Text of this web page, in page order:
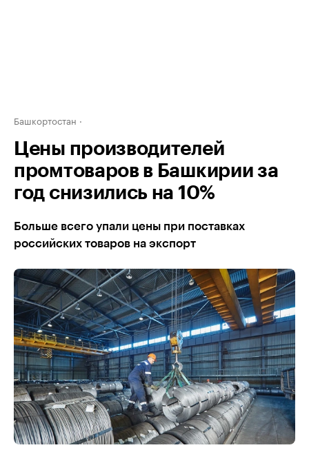
Башкортостан
Цены производителей
промтоваров в Башкирии за
год снизились на 10%
Больше всего упали цены при поставках
российских товаров на экспорт